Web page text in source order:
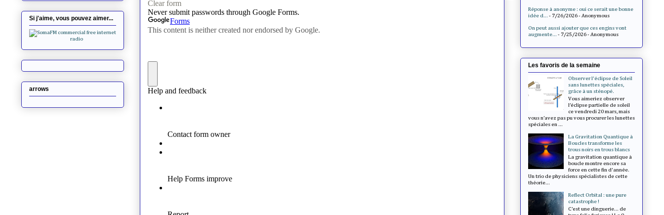
Si j'aime, vous pouvez aimer...
arrows
Réponse à anonyme : oui ce serait une bonne
idée d... - 7/26/2026- Anonymous
On peut aussi ajouter que ces engins vont
augmente... - 7/25/2026- Anonymous
Les favoris de la semaine
Observer l'éclipse de Soleil
sans lunettes spéciales,
grâce à un sténopé.
Vous aimeriez observer
l’éclipse partielle de soleil
ce vendredi 20 mars, mais
vous n’avez pas pu vous procurer les lunettes
spéciales en ...
La Gravitation Quantique à
Boucles transforme les
trous noirs en trous blancs
La gravitation quantique à
boucle montre encore sa
force en cette fin d'année.
Un trio de physiciens spécialistes de cette
théorie...
Reflect Orbital : une pure
catastrophe !
C’est une dinguerie... de